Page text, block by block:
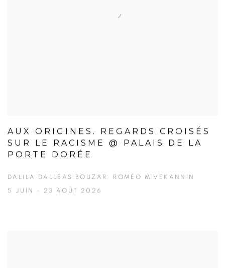
AUX ORIGINES. REGARDS CROISÉS
SUR LE RACISME @ PALAIS DE LA
PORTE DORÉE
DALILA DALLÉAS BOUZAR, ROMÉO MIVEKANNIN
5 JUIN - 23 AOÛT 2026